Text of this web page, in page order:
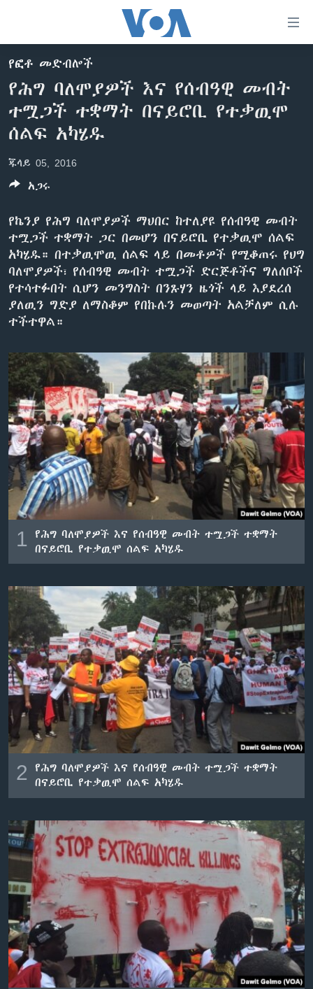
ማገናኛዎች
ዋናው
ይዘት
እለፍ
ወደ
ዋናው
ይዘት
እለፍ
ዋናው
ይዘት
እለፍ
ኢትዮጵያ
ኑሮ በጤንነት
ጋቢና ቪኦኤ
ክምችት
Learning English
ይከተሉን
ቋንቋዎች
የፎቶ መድብሎች
የሕግ ባለሞያዎች እና የሰብዓዊ መብት
ተሟጋች ተቋማት በናይሮቢ የተቃዉሞ
ሰልፍ አካሄዱ
ጁላይ 05, 2016
የኬንያ የሕግ ባለሞያዎች ማህበር ከተለያዩ የሰብዓዊ መብት
ተሟጋች ተቋማት ጋር በመሆን በናይሮቢ የተቃዉሞ ሰልፍ
አካሄዱ። በተቃዉሞዉ ሰልፍ ላይ በመቶዎች የሚቆጠሩ የህግ
ባለሞያዎች፣ የሰብዓዊ መብት ተሟጋች ድርጅቶችና ግለሰቦች
የተሳተፉበት ሲሆን መንግስት በንጹሃን ዜጎች ላይ እያደረሰ
ያለዉን ግድያ ለማስቆም የበኩሉን መወጣት አልቻለም ሲሉ
ተችተዋል።
1
የሕግ ባለሞያዎች እና የሰብዓዊ መብት ተሟጋች ተቋማት
በናይሮቢ የተቃዉሞ ሰልፍ አካሄዱ
2
የሕግ ባለሞያዎች እና የሰብዓዊ መብት ተሟጋች ተቋማት
በናይሮቢ የተቃዉሞ ሰልፍ አካሄዱ
አጋሩ